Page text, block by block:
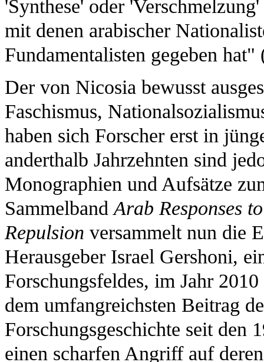
'Synthese' oder
mit denen arabischer
Fundamentalisten gegeben hat"
Der von Nicosia bewusst
Faschismus,
haben sich Forscher erst in
anderthalb Jahrzehnten sind
Monographien und Aufsätze
SammelbandArab Responses
Repulsion versammelt nun die
Herausgeber Israel Gershoni,
Forschungsfeldes, im Jahr
dem umfangreichsten Beitrag
Forschungsgeschichte seit den
einen scharfen Angriff auf